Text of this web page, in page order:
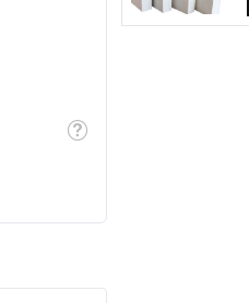
Etykietka